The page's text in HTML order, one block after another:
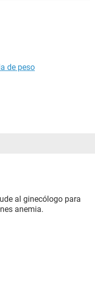
de peso
al ginecólogo para
anemia.